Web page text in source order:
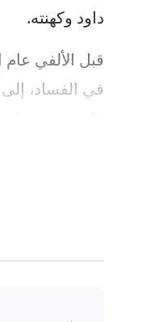
داود وكهنته.
قبل الألفي
في الفساد،
به يهوه؛
مثل الحية،
ووجه الطيور